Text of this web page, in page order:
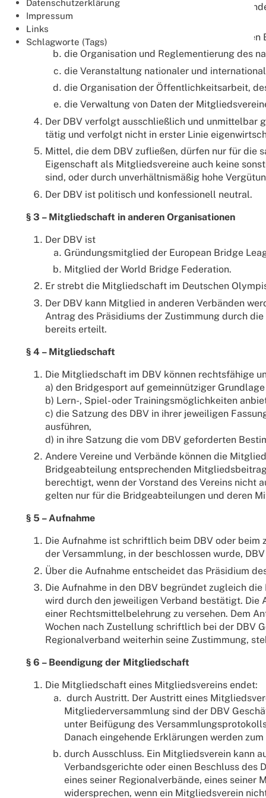
Datenschutzerklärung
Impressum
Links
Schlagworte (Tags)
seiner Mitgliedsvereine und
die Vertretung der Interessen des
die Organisation und Reglementierung des
die Veranstaltung nationaler und
die Organisation der Öffentlichkeitsarbeit,
die Verwaltung von Daten der
Der DBV verfolgt ausschließlich und unmittelbar
tätig und verfolgt nicht in erster Linie
Mittel, die dem DBV zufließen, dürfen nur für die
Eigenschaft als Mitgliedsvereine auch keine
sind, oder durch unverhältnismäßig hohe
Der DBV ist politisch und konfessionell neutral.
§ 3 – Mitgliedschaft in anderen Organisationen
Der DBV ist
Gründungsmitglied der European Bridge
Mitglied der World Bridge Federation.
Er strebt die Mitgliedschaft im Deutschen
Der DBV kann Mitglied in anderen Verbänden
Antrag des Präsidiums der Zustimmung durch
bereits erteilt.
§ 4 – Mitgliedschaft
Die Mitgliedschaft im DBV können rechtsfähige
a) den Bridgesport auf gemeinnütziger
b) Lern-, Spiel- oder Trainingsmöglichkeiten
c) die Satzung des DBV in ihrer jeweiligen
ausführen,
d) in ihre Satzung die vom DBV geforderten
Andere Vereine und Verbände können die
Bridgeabteilung entsprechenden
berechtigt, wenn der Vorstand des Vereins nicht
gelten nur für die Bridgeabteilungen und deren
§ 5 – Aufnahme
Die Aufnahme ist schriftlich beim DBV oder
der Versammlung, in der beschlossen wurde,
Über die Aufnahme entscheidet das Präsidium
Die Aufnahme in den DBV begründet zugleich
wird durch den jeweiligen Verband bestätigt. Die
einer Rechtsmittelbelehrung zu versehen. Dem
Wochen nach Zustellung schriftlich bei der DBV
Regionalverband weiterhin seine Zustimmung,
§ 6 – Beendigung der Mitgliedschaft
Die Mitgliedschaft eines Mitgliedsvereins endet:
durch Austritt. Der Austritt eines
Mitgliederversammlung sind der DBV
unter Beifügung des
Danach eingehende Erklärungen werden
durch Ausschluss. Ein Mitgliedsverein kann
Verbandsgerichte oder einen Beschluss des
eines seiner Regionalverbände, eines seiner
widersprechen, wenn ein Mitgliedsverein